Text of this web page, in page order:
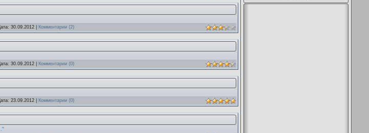
30.09.2012 Комментарии (2)
30.09.2012 Комментарии (0)
23.09.2012 Комментарии (0)